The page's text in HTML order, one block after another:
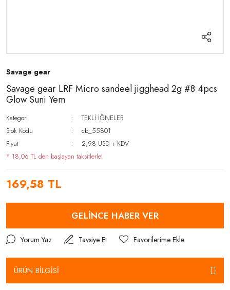
Savage gear
Savage gear LRF Micro sandeel jigghead 2g #8 4pcs
Glow Suni Yem
Kategori
TEKLİ İĞNELER
Stok Kodu
cb_55801
Fiyat
2,98 USD + KDV
* 18,06 TL den başlayan taksitlerle!
169,58 TL
GELİNCE HABER VER
Yorum Yaz Tavsiye Et
ÜRÜN BİLGİSİ